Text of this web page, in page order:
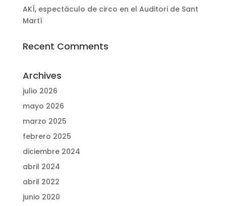
AKÍ, espectáculo de circo en el Auditori de Sant
Martí
Recent Comments
Archives
julio 2026
mayo 2026
marzo 2025
febrero 2025
diciembre 2024
abril 2024
abril 2022
junio 2020